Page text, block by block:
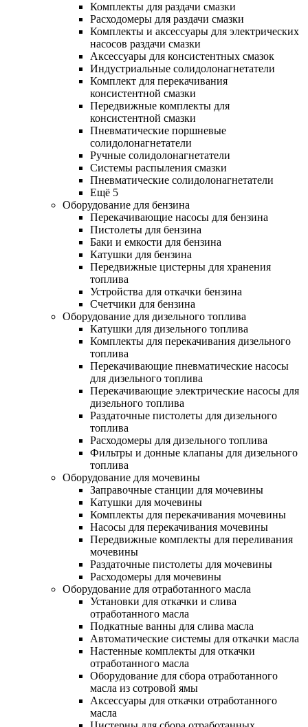
Комплекты для раздачи смазки
Расходомеры для раздачи смазки
Комплекты и аксессуары для электрических
насосов раздачи смазки
Аксессуары для консистентных смазок
Индустриальные солидолонагнетатели
Комплект для перекачивания
консистентной смазки
Передвижные комплекты для
консистентной смазки
Пневматические поршневые
солидолонагнетатели
Ручные солидолонагнетатели
Системы распыления смазки
Пневматические солидолонагнетатели
Ещё 5
Оборудование для бензина
Перекачивающие насосы для бензина
Пистолеты для бензина
Баки и емкости для бензина
Катушки для бензина
Передвижные цистерны для хранения
топлива
Устройства для откачки бензина
Счетчики для бензина
Оборудование для дизельного топлива
Катушки для дизельного топлива
Комплекты для перекачивания дизельного
топлива
Перекачивающие пневматические насосы
для дизельного топлива
Перекачивающие электрические насосы для
дизельного топлива
Раздаточные пистолеты для дизельного
топлива
Расходомеры для дизельного топлива
Фильтры и донные клапаны для дизельного
топлива
Оборудование для мочевины
Заправочные станции для мочевины
Катушки для мочевины
Комплекты для перекачивания мочевины
Насосы для перекачивания мочевины
Передвижные комплекты для переливания
мочевины
Раздаточные пистолеты для мочевины
Расходомеры для мочевины
Оборудование для отработанного масла
Установки для откачки и слива
отработанного масла
Подкатные ванны для слива масла
Автоматические системы для откачки масла
Настенные комплекты для откачки
отработанного масла
Оборудование для сбора отработанного
масла из сотровой ямы
Аксессуары для откачки отработанного
масла